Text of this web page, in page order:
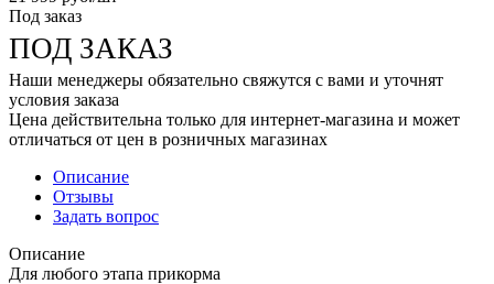
Под заказ
ПОД ЗАКАЗ
Наши менеджеры обязательно свяжутся с вами и уточнят
условия заказа
Цена действительна только для интернет-магазина и может
отличаться от цен в розничных магазинах
Описание
Отзывы
Задать вопрос
Описание
Для любого этапа прикорма